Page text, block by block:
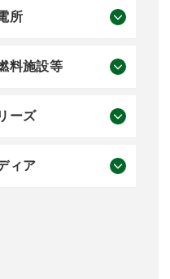
所
料施設等
ーズ
ィア